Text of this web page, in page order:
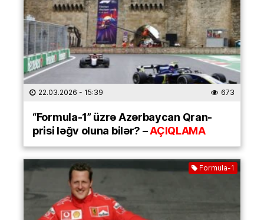
22.03.2026 - 15:39 673
“Formula-1” üzrə Azərbaycan Qran-
prisi ləğv oluna bilər? –AÇIQLAMA
Formula-1